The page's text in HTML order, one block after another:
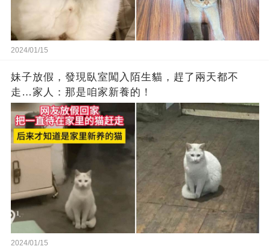
2024/01/15
妹子放假，發現臥室闖入陌生貓，趕了兩天都不
走…家人：那是咱家新養的！
2024/01/15